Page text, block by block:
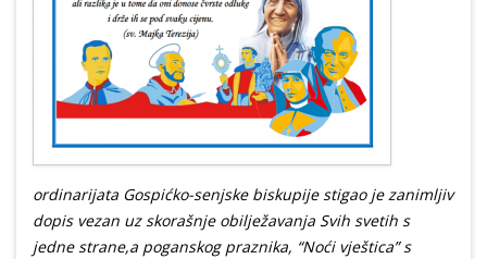
ordinarijata Gospićko-senjske biskupije stigao je zanimljiv
dopis vezan uz skorašnje obilježavanja Svih svetih s
jedne strane,a poganskog praznika, “Noći vještica” s